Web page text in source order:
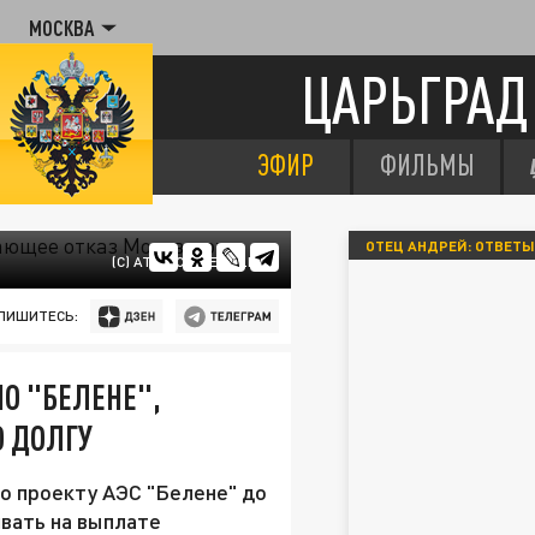
МОСКВА
ЦАРЬГРАД
ЭФИР ФИЛЬМЫ
(С) ATOMIC-ENERGY.RU
"БЕЛЕНЕ",
ДОЛГУ
проекту АЭС "Белене" до
на выплате
ОТЕЦ АНДРЕЙ: ОТВЕТЫ